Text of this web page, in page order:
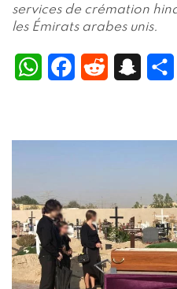
services de crémation
les Émirats arabes unis.
WhatsAppFacebook
Reddit